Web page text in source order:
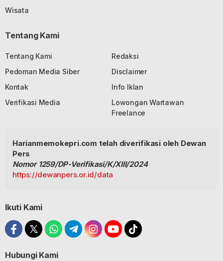
Wisata
Tentang Kami
Tentang Kami
Redaksi
Pedoman Media Siber
Disclaimer
Kontak
Info Iklan
Verifikasi Media
Lowongan Wartawan
Freelance
Harianmemokepri.com telah diverifikasi oleh Dewan
Pers
Nomor 1259/DP-Verifikasi/K/XIII/2024
https://dewanpers.or.id/data
Ikuti Kami
Hubungi Kami